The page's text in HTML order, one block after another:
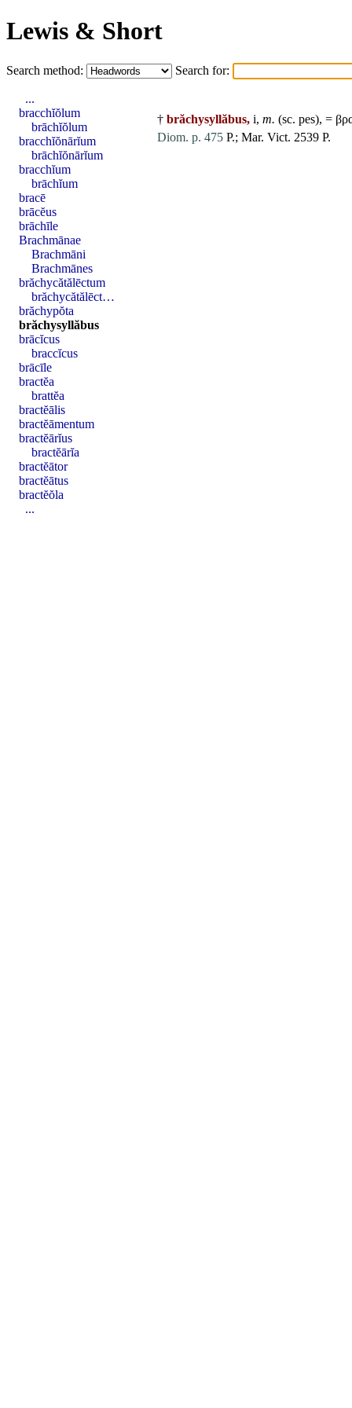
Lewis & Short
Search method: Search for:
† brăchysyllăbus, i, m. (sc. pes), =
Diom. p. 475 P.; Mar. Vict. 2539 P.
...
bracchĭŏlum
brāchĭŏlum
bracchĭŏnārĭum
brāchĭŏnārĭum
bracchĭum
brāchĭum
bracē
brācĕus
brāchīle
Brachmānae
Brachmāni
Brachmānes
brăchycătălēctum
brăchycătălēct…
brăchypŏta
brăchysyllăbus
brācĭcus
braccĭcus
brācīle
bractĕa
brattĕa
bractĕālis
bractĕāmentum
bractĕārĭus
bractĕārĭa
bractĕātor
bractĕātus
bractĕŏla
...